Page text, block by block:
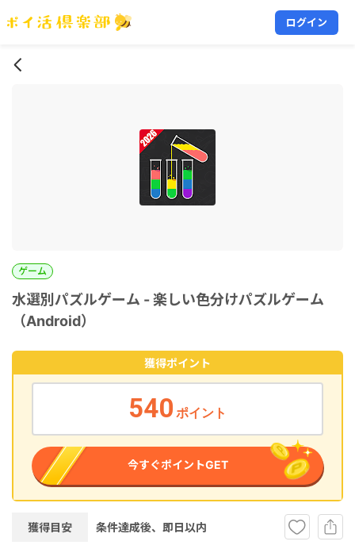
ログイン
ゲーム
水選別パズルゲーム - 楽しい色分けパズルゲーム
（Android）
獲得ポイント
540 ポイント
今すぐポイントGET
獲得目安 条件達成後、即日以内